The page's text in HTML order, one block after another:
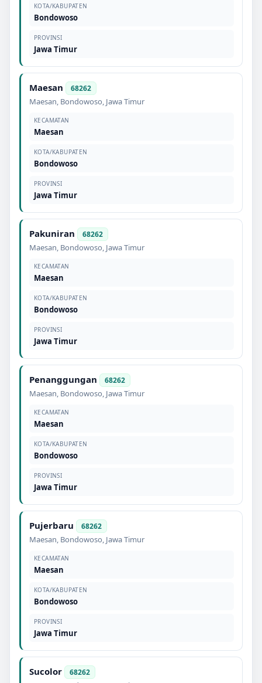
KOTA/KABUPATEN
Bondowoso
PROVINSI
Jawa Timur
Maesan 68262
Maesan, Bondowoso, Jawa Timur
KECAMATAN
Maesan
KOTA/KABUPATEN
Bondowoso
PROVINSI
Jawa Timur
Pakuniran 68262
Maesan, Bondowoso, Jawa Timur
KECAMATAN
Maesan
KOTA/KABUPATEN
Bondowoso
PROVINSI
Jawa Timur
Penanggungan 68262
Maesan, Bondowoso, Jawa Timur
KECAMATAN
Maesan
KOTA/KABUPATEN
Bondowoso
PROVINSI
Jawa Timur
Pujerbaru 68262
Maesan, Bondowoso, Jawa Timur
KECAMATAN
Maesan
KOTA/KABUPATEN
Bondowoso
PROVINSI
Jawa Timur
Sucolor 68262